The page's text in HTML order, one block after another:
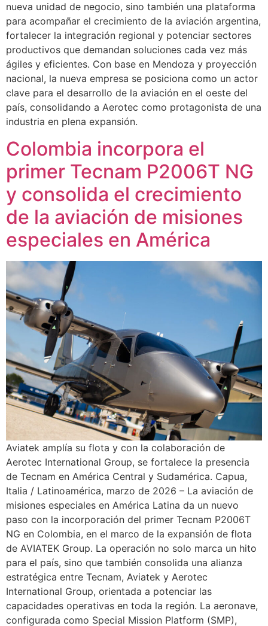
nueva unidad de negocio, sino también una plataforma
para acompañar el crecimiento de la aviación argentina,
fortalecer la integración regional y potenciar sectores
productivos que demandan soluciones cada vez más
ágiles y eficientes. Con base en Mendoza y proyección
nacional, la nueva empresa se posiciona como un actor
clave para el desarrollo de la aviación en el oeste del
país, consolidando a Aerotec como protagonista de una
industria en plena expansión.
Colombia incorpora el
primer Tecnam P2006T NG
y consolida el crecimiento
de la aviación de misiones
especiales en América
Aviatek amplía su flota y con la colaboración de
Aerotec International Group, se fortalece la presencia
de Tecnam en América Central y Sudamérica. Capua,
Italia / Latinoamérica, marzo de 2026 – La aviación de
misiones especiales en América Latina da un nuevo
paso con la incorporación del primer Tecnam P2006T
NG en Colombia, en el marco de la expansión de flota
de AVIATEK Group. La operación no solo marca un hito
para el país, sino que también consolida una alianza
estratégica entre Tecnam, Aviatek y Aerotec
International Group, orientada a potenciar las
capacidades operativas en toda la región. La aeronave,
configurada como Special Mission Platform (SMP),